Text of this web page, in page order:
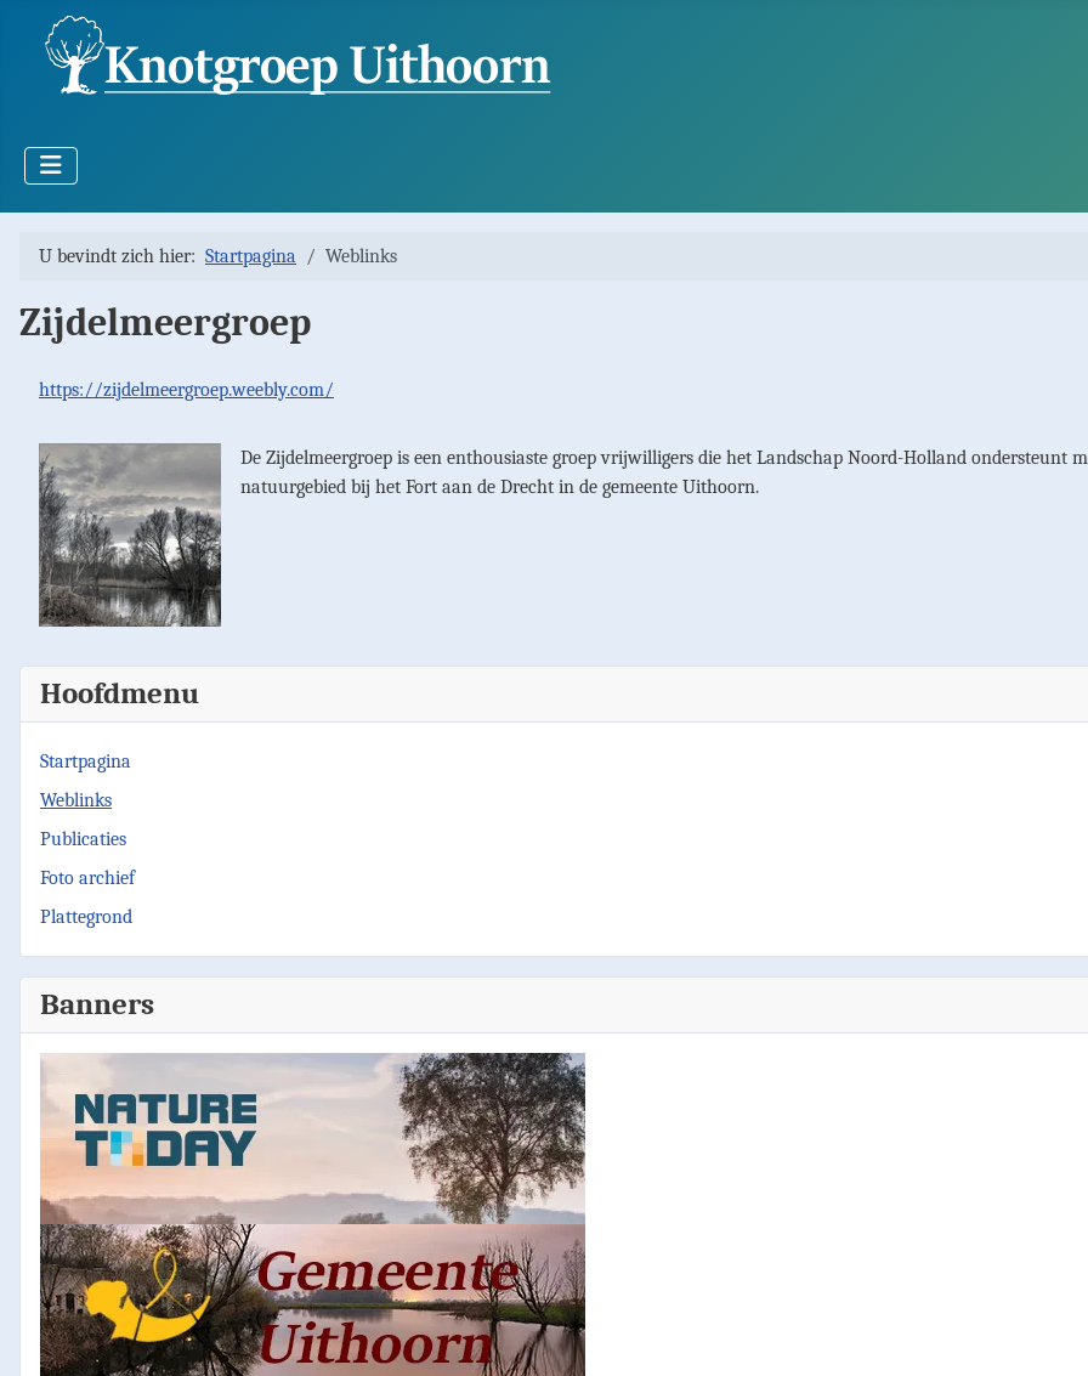
U bevindt zich hier: Startpagina Weblinks
Zijdelmeergroep
https://zijdelmeergroep.weebly.com/
De Zijdelmeergroep is een enthousiaste groep vrijwilligers die het Landschap Noord-Holland ondersteunt
natuurgebied bij het Fort aan de Drecht in de gemeente Uithoorn.
Hoofdmenu
Startpagina
Weblinks
Publicaties
Foto archief
Plattegrond
Banners